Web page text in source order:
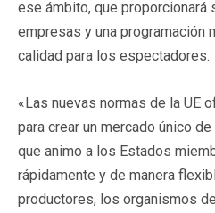
ese ámbito, que proporcionará
empresas y una programación
calidad para los espectadores.
«Las nuevas normas de la UE
para crear un mercado único de
que animo a los Estados
rápidamente y de manera
productores, los organismos